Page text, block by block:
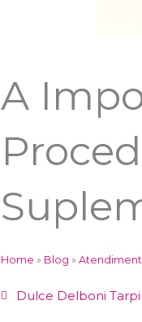
A
Home » Blog »
Dulce Delboni